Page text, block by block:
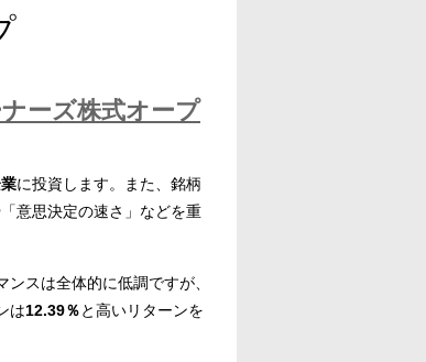
ーズ株式オープ
に投資します。また、銘柄
意思決定の速さ」などを重
スは全体的に低調ですが、
は12.39％と高いリターンを